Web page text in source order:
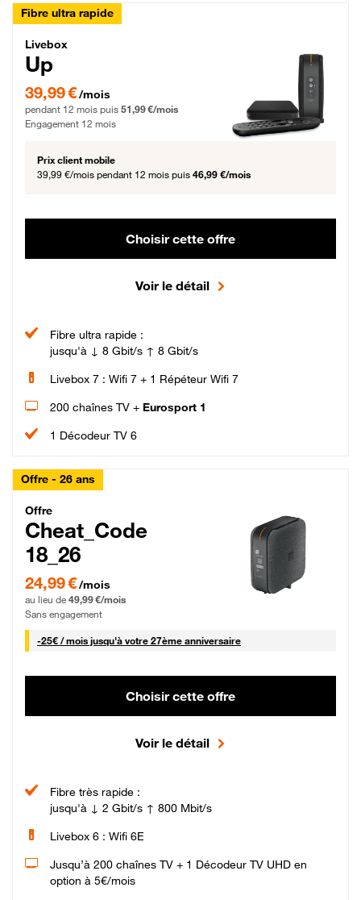
Fibre ultra rapide
Livebox Up Fibre
Livebox
Up
39,99 € par mois pendant 12 mois puis 51,99 € par mois, Engagement 12 mois
39,99 €/mois
pendant 12 mois puis 51,99 €/mois
Engagement 12 mois
Prix client mobile
39,99 €/mois pendant 12 mois puis 46,99 €/mois
Choisir cette offre
Voir le détail
Fibre ultra rapide :
jusqu'à ↓ 8 Gbit/s ↑ 8 Gbit/s
Livebox 7 : Wifi 7 + 1 Répéteur Wifi 7
200 chaînes TV + Eurosport 1
1 Décodeur TV 6
Offre - 26 ans
Cheat_Code Fibre_18_26
Offre
Cheat_Code
18_26
24,99 € par mois pendant 0 mois puis 49,99 € par mois, Sans engagement
24,99 €/mois
au lieu de 49,99 €/mois
Sans engagement
-25€ / mois25 € par mois
jusqu'à votre 27ème anniversaire
Choisir cette offre
Voir le détail
Fibre très rapide :
jusqu'à ↓ 2 Gbit/s ↑ 800 Mbit/s
Livebox 6 : Wifi 6E
Jusqu’à 200 chaînes TV + 1 Décodeur TV UHD en
option à 5€/mois